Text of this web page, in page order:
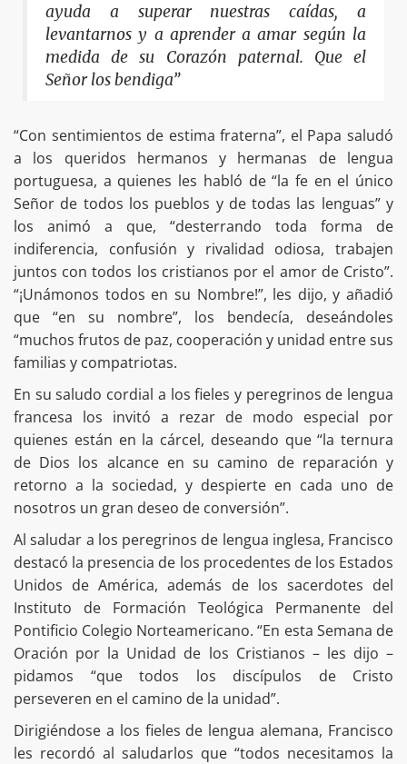
ayuda a superar nuestras caídas, a
levantarnos y a aprender a amar según la
medida de su Corazón paternal. Que el
Señor los bendiga”
“Con sentimientos de estima fraterna”, el Papa saludó
a los queridos hermanos y hermanas de lengua
portuguesa, a quienes les habló de “la fe en el único
Señor de todos los pueblos y de todas las lenguas” y
los animó a que, “desterrando toda forma de
indiferencia, confusión y rivalidad odiosa, trabajen
juntos con todos los cristianos por el amor de Cristo”.
“¡Unámonos todos en su Nombre!”, les dijo, y añadió
que “en su nombre”, los bendecía, deseándoles
“muchos frutos de paz, cooperación y unidad entre sus
familias y compatriotas.
En su saludo cordial a los fieles y peregrinos de lengua
francesa los invitó a rezar de modo especial por
quienes están en la cárcel, deseando que “la ternura
de Dios los alcance en su camino de reparación y
retorno a la sociedad, y despierte en cada uno de
nosotros un gran deseo de conversión”.
Al saludar a los peregrinos de lengua inglesa, Francisco
destacó la presencia de los procedentes de los Estados
Unidos de América, además de los sacerdotes del
Instituto de Formación Teológica Permanente del
Pontificio Colegio Norteamericano. “En esta Semana de
Oración por la Unidad de los Cristianos – les dijo –
pidamos “que todos los discípulos de Cristo
perseveren en el camino de la unidad”.
Dirigiéndose a los fieles de lengua alemana, Francisco
les recordó al saludarlos que “todos necesitamos la